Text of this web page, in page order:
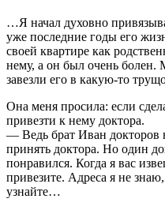
…Я начал духовно
уже последние годы его
своей квартире как
нему, а он был очень болен.
завезли его в какую-то
Она меня просила: если
привезти к нему доктора.
— Ведь брат Иван докторов
принять доктора. Но один
понравился. Когда я вас
привезите. Адреса я не
узнайте…